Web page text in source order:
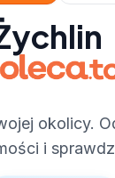
okolicy.
i